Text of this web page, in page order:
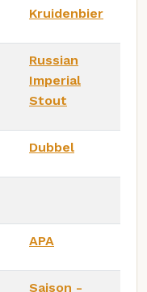
Kruidenbier
Russian
Imperial
Stout
Dubbel
APA
Saison -